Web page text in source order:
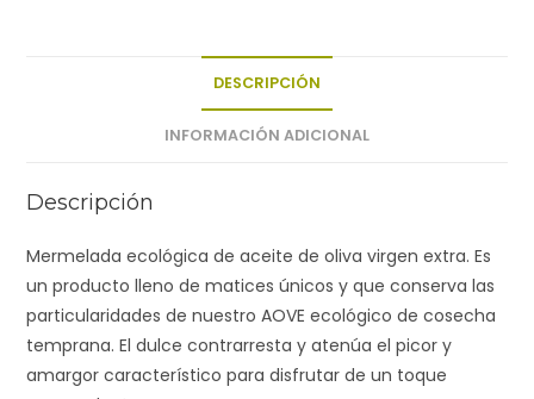
DESCRIPCIÓN
INFORMACIÓN ADICIONAL
Descripción
Mermelada ecológica de aceite de oliva virgen extra. Es
un producto lleno de matices únicos y que conserva las
particularidades de nuestro AOVE ecológico de cosecha
temprana. El dulce contrarresta y atenúa el picor y
amargor característico para disfrutar de un toque